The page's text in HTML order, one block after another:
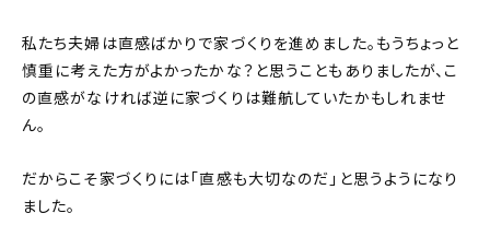
私たち夫婦は直感ばかりで家づくりを進めました。もうちょっと
慎重に考えた方がよかったかな？と思うこともありましたが、こ
の直感がなければ逆に家づくりは難航していたかもしれませ
ん。
だからこそ家づくりには「直感も大切なのだ」と思うようになり
ました。